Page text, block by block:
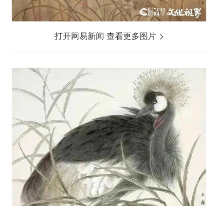
打开网易新闻 查看更多图片